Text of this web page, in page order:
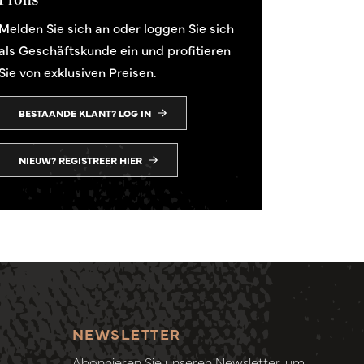
Sie sich an oder loggen Sie sich
Geschäftskunde ein und profitieren
von exklusiven Preisen.
BESTAANDE KLANT? LOG IN
NIEUW? REGISTREER HIER
NEWSLETTER